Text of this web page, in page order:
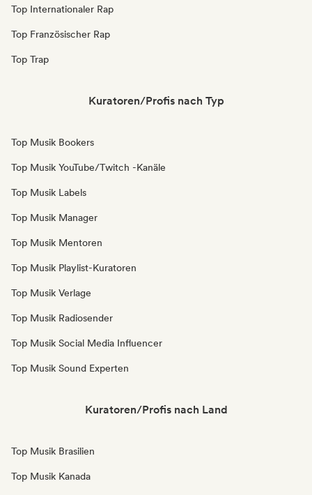
Top Internationaler Rap
Top Französischer Rap
Top Trap
Kuratoren/Profis nach Typ
Top Musik Bookers
Top Musik YouTube/Twitch -Kanäle
Top Musik Labels
Top Musik Manager
Top Musik Mentoren
Top Musik Playlist-Kuratoren
Top Musik Verlage
Top Musik Radiosender
Top Musik Social Media Influencer
Top Musik Sound Experten
Kuratoren/Profis nach Land
Top Musik Brasilien
Top Musik Kanada